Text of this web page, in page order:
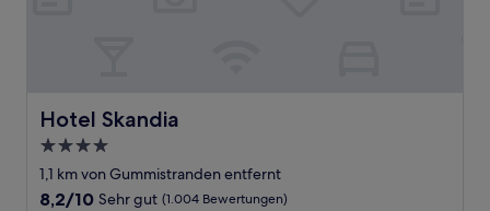
Hotel Skandia
Hotel Skandia
4.0-
Sterne-
Unterkunft
1,1 km von Gummistranden entfernt
8.2
8,2/10 Sehr gut (1.004 Bewertungen)